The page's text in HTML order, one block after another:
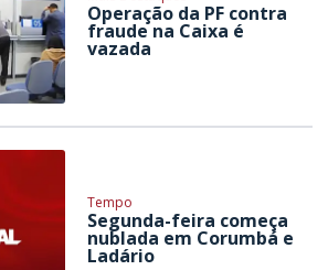
Operação da PF contra
fraude na Caixa é
vazada
Tempo
Segunda-feira começa
nublada em Corumbá e
Ladário